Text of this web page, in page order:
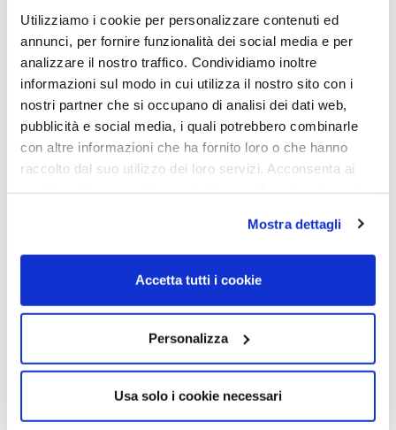
Utilizziamo i cookie per personalizzare contenuti ed
annunci, per fornire funzionalità dei social media e per
analizzare il nostro traffico. Condividiamo inoltre
informazioni sul modo in cui utilizza il nostro sito con i
nostri partner che si occupano di analisi dei dati web,
pubblicità e social media, i quali potrebbero combinarle
con altre informazioni che ha fornito loro o che hanno
raccolto dal suo utilizzo dei loro servizi. Acconsenta ai
Mostra dettagli
Accetta tutti i cookie
Personalizza
Usa solo i cookie necessari
spedizione fino al giorno 31 agosto. BUONE FERIE
da OTTICA DIOPTER
Showing all 2 results
OCCHIALI DA SOLE
OCCHIALE DA SOLE GUCCI
GG0808S – 002 IVORY /
AVORIO
OCCHIALI DA SOLE
OCCHIALE DA SOLE GUCCI
GG0810S – 002 IVORY /
AVORIO